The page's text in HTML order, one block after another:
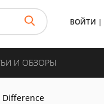
ВОЙТИ |
И ОБЗОРЫ
Difference